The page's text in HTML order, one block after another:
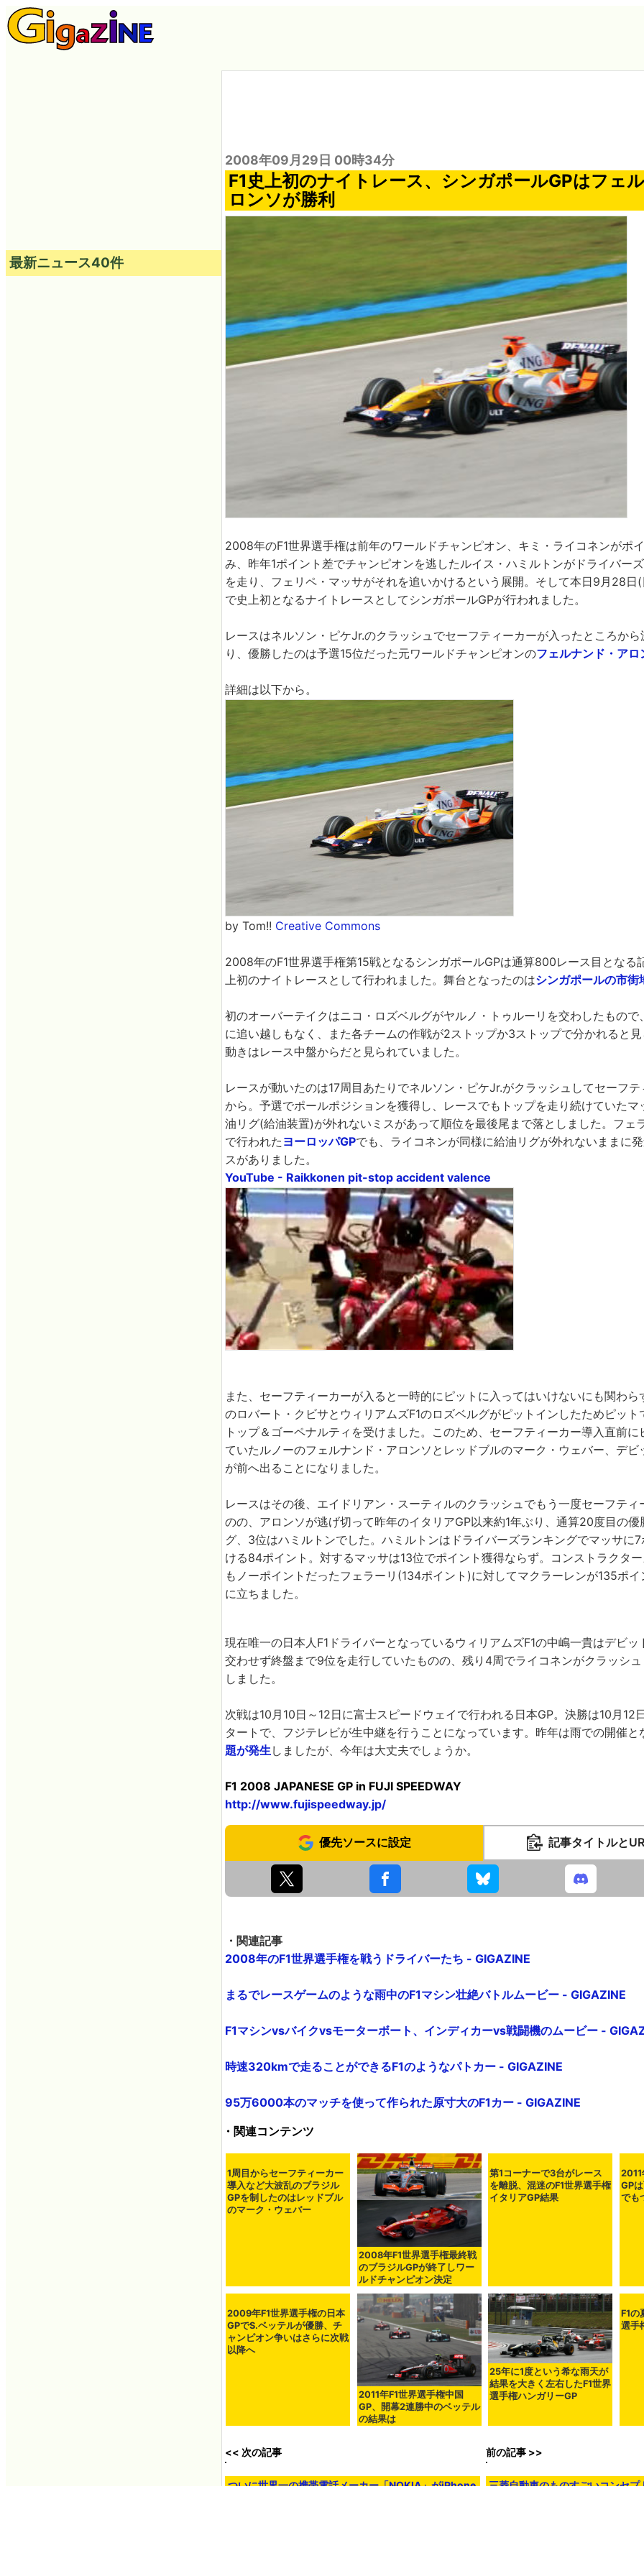
2008年09月29日 00時34分
F1史上初のナイトレース、シンガポールGPはフェ
ロンソが勝利
2008年のF1世界選手権は前年のワールドチャンピオン、キミ・ライコネンがポ
み、昨年1ポイント差でチャンピオンを逃したルイス・ハミルトンがドライバー
を走り、フェリペ・マッサがそれを追いかけるという展開。そして本日9月28日
で史上初となるナイトレースとしてシンガポールGPが行われました。
レースはネルソン・ピケJr.のクラッシュでセーフティーカーが入ったところか
り、優勝したのは予選15位だった元ワールドチャンピオンのフェルナンド・アロ
詳細は以下から。
by Tom!! Creative Commons
2008年のF1世界選手権第15戦となるシンガポールGPは通算800レース目となる
上初のナイトレースとして行われました。舞台となったのはシンガポールの市街
初のオーバーテイクはニコ・ロズベルグがヤルノ・トゥルーリを交わしたもので
に追い越しもなく、また各チームの作戦が2ストップか3ストップで分かれると
動きはレース中盤からだと見られていました。
レースが動いたのは17周目あたりでネルソン・ピケJr.がクラッシュしてセーフ
から。予選でポールポジションを獲得し、レースでもトップを走り続けていたマ
油リグ(給油装置)が外れないミスがあって順位を最後尾まで落としました。フェ
で行われた ヨーロッパGPでも、ライコネンが同様に給油リグが外れないままに
スがありました。
YouTube - Raikkonen pit-stop accident valence
また、セーフティーカーが入ると一時的にピットに入ってはいけないにも関わら
のロバート・クビサとウィリアムズF1のロズベルグがピットインしたためピット
トップ＆ゴーペナルティを受けました。このため、セーフティーカー導入直前
ていたルノーのフェルナンド・アロンソとレッドブルのマーク・ウェバー、デビ
が前へ出ることになりました。
レースはその後、エイドリアン・スーティルのクラッシュでもう一度セーフティ
のの、アロンソが逃げ切って昨年のイタリアGP以来約1年ぶり、通算20度目の
グ、3位はハミルトンでした。ハミルトンはドライバーズランキングでマッサに
ける84ポイント。対するマッサは13位でポイント獲得ならず。コンストラクタ
もノーポイントだったフェラーリ(134ポイント)に対してマクラーレンが135ポ
に立ちました。
現在唯一の日本人F1ドライバーとなっているウィリアムズF1の中嶋一貴はデビ
交わせず終盤まで9位を走行していたものの、残り4周でライコネンがクラッシ
しました。
次戦は10月10日～12日に富士スピードウェイで行われる日本GP。決勝は10月12
タートで、フジテレビが生中継を行うことになっています。昨年は雨での開催と
題が発生 しましたが、今年は大丈夫でしょうか。
F1 2008 JAPANESE GP in FUJI SPEEDWAY
http://www.fujispeedway.jp/
優先ソースに設定 記事タイトルと
・関連記事
2008年のF1世界選手権を戦うドライバーたち - GIGAZINE
まるでレースゲームのような雨中のF1マシン壮絶バトルムービー - GIGAZINE
F1マシンvsバイクvsモーターボート、インディカーvs戦闘機のムービー -
時速320kmで走ることができるF1のようなパトカー - GIGAZINE
95万6000本のマッチを使って作られた原寸大のF1カー - GIGAZINE
・関連コンテンツ
1周目からセーフティーカー
導入など大波乱のブラジル
GPを制したのはレッドブル
のマーク・ウェバー
2008年F1世界選手権最終戦
のブラジルGPが終了しワー
ルドチャンピオン決定
第1コーナーで3台がレース
を離脱、混迷のF1世界選手権
イタリアGP結果
2011
GP
でも
2009年F1世界選手権の日本
GPでS.ベッテルが優勝、チ
ャンピオン争いはさらに次戦
以降へ
2011年F1世界選手権中国
GP、開幕2連勝中のベッテル
の結果は
25年に1度という希な雨天が
結果を大きく左右したF1世界
選手権ハンガリーGP
F1の
選手
<< 次の記事
ついに世界一の携帯電話メーカー「NOKIA」がiPhone
前の記事 >>
三菱自動車のものすごいコンセプ
最新ニュース40件